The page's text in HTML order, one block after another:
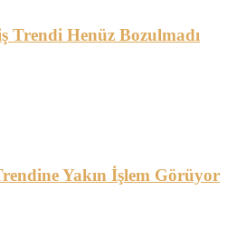
Trendi Henüz Bozulmadı
Yakın İşlem Görüyor